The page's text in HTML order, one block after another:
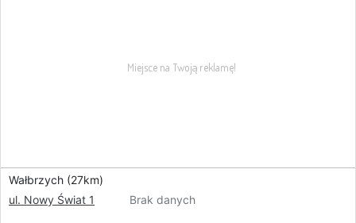
Wałbrzych (27km)
ul. Nowy Świat 1
Brak danych